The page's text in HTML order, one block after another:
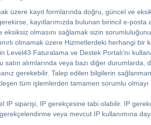
üzere kayıt formlarında doğru, güncel ve
kayıtlarımızda bulunan birincil e-posta
olmasını sağlamak sizin
olmamak üzere Hizmetlerdeki herhangi
Faturalama ve Destek Portalı'nı
satın alımlarında veya bazı diğer
gerekebilir. Talep edilen bilgilerin
tüm işlemlerden tamamen sorumlu
IP siparişi, IP gerekçesine tabi olabilir. IP
veya mevcut IP kullanımına